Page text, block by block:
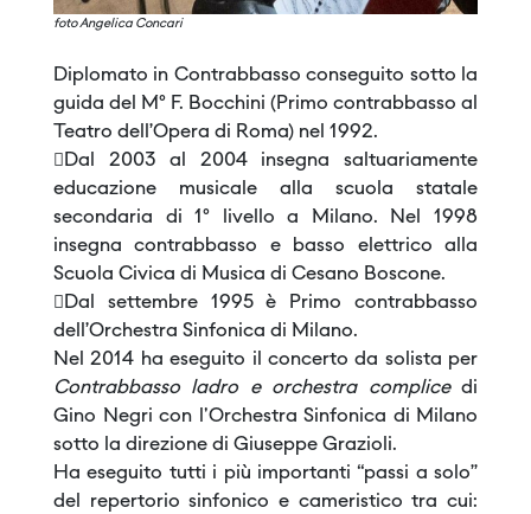
foto Angelica Concari
Diplomato in Contrabbasso conseguito sotto la
guida del M° F. Bocchini (Primo contrabbasso al
Teatro dell’Opera di Roma) nel 1992.
Dal 2003 al 2004 insegna saltuariamente
educazione musicale alla scuola statale
secondaria di 1° livello a Milano. Nel 1998
insegna contrabbasso e basso elettrico alla
Scuola Civica di Musica di Cesano Boscone.
Dal settembre 1995 è Primo contrabbasso
dell’Orchestra Sinfonica di Milano.
Nel 2014 ha eseguito il concerto da solista per
Contrabbasso ladro e orchestra complicedi
Gino Negri con l'Orchestra Sinfonica di Milano
sotto la direzione di Giuseppe Grazioli.
Ha eseguito tutti i più importanti “passi a solo”
del repertorio sinfonico e cameristico tra cui: